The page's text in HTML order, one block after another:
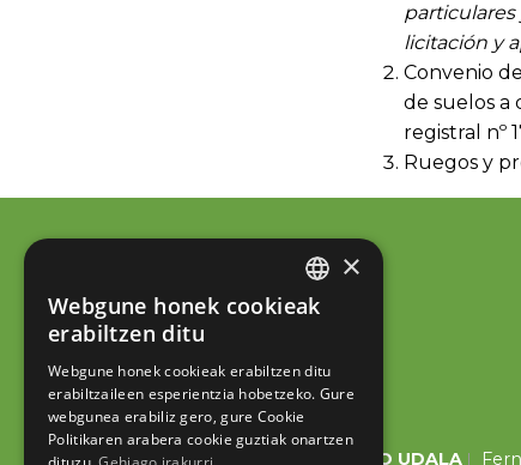
particulares
licitación y
Convenio
de suelos a
registral nº
Ruegos y
ESKORIATZAKO UDALA
BASQUE
SPANISH
×
Webgune honek cookieak
erabiltzen ditu
Webgune honek cookieak erabiltzen ditu
erabiltzaileen esperientzia hobetzeko. Gure
webgunea erabiliz gero, gure Cookie
Politikaren arabera cookie guztiak onartzen